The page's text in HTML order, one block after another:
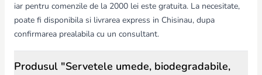
iar pentru comenzile de la 2000 lei este gratuita. La necesitate,
poate fi disponibila si livrarea express in Chisinau, dupa
confirmarea prealabila cu un consultant.
Produsul "Servetele umede, biodegradabile,